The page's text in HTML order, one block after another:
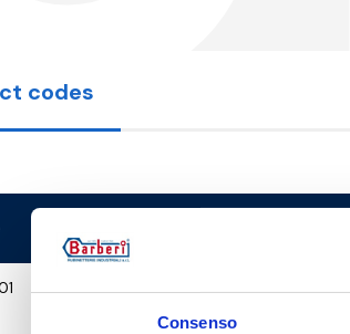
Consenso
codes
G 3/4 M - G 1 M